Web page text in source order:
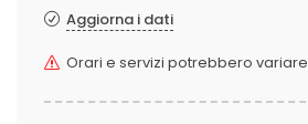
Aggiorna i dati
Orari e servizi potrebbero variare